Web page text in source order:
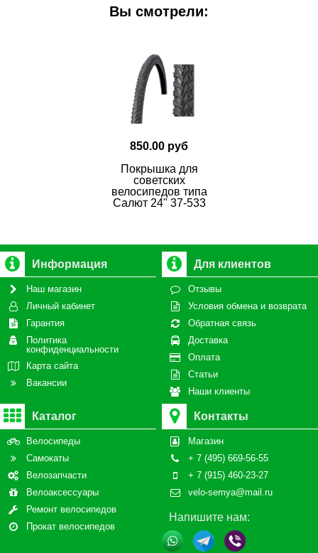
Вы смотрели:
850.00 руб
Покрышка для
советских
велосипедов типа
Салют 24" 37-533
Информация
Наш магазин
Личный кабинет
Гарантия
Политика
конфиденциальности
Карта сайта
Вакансии
Для клиентов
Отзывы
Условия обмена и возврата
Обратная связь
Доставка
Оплата
Статьи
Наши клиенты
Каталог
Велосипеды
Самокаты
Велозапчасти
Велоаксессуары
Ремонт велосипедов
Прокат велосипедов
Контакты
Магазин
+ 7 (495) 669-56-55
+ 7 (915) 460-23-27
velo-semya@mail.ru
Напишите нам: